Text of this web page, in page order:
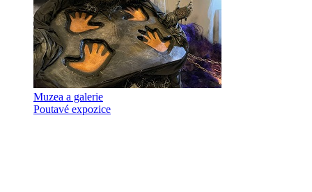
Muzea a galerie
Poutavé expozice